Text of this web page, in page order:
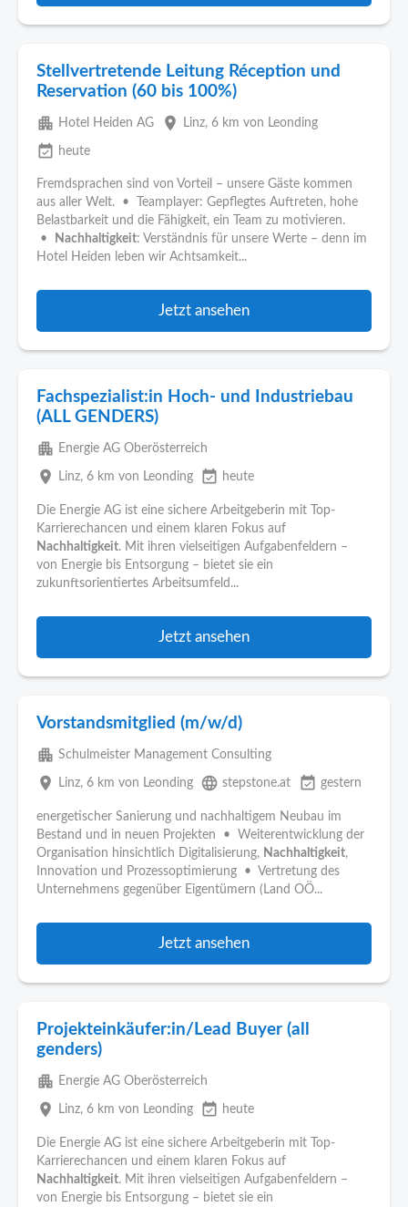
Stellvertretende Leitung Réception und
Reservation (60 bis 100%)
apartment Hotel Heiden AG place Linz, 6 km von Leonding
event_available heute
Fremdsprachen sind von Vorteil – unsere Gäste kommen
aus aller Welt. • Teamplayer: Gepflegtes Auftreten, hohe
Belastbarkeit und die Fähigkeit, ein Team zu motivieren.
•
Nachhaltigkeit: Verständnis für unsere Werte – denn im
Hotel Heiden leben wir Achtsamkeit...
Jetzt ansehen
Fachspezialist:in Hoch- und Industriebau
(ALL GENDERS)
apartment Energie AG Oberösterreich
place Linz, 6 km von Leonding event_available heute
Die Energie AG ist eine sichere Arbeitgeberin mit Top-
Karrierechancen und einem klaren Fokus auf
Nachhaltigkeit. Mit ihren vielseitigen Aufgabenfeldern –
von Energie bis Entsorgung – bietet sie ein
zukunftsorientiertes Arbeitsumfeld...
Jetzt ansehen
Vorstandsmitglied (m/w/d)
apartment Schulmeister Management Consulting
place Linz, 6 km von Leonding language stepstone.at event_available gestern
energetischer Sanierung und nachhaltigem Neubau im
Bestand und in neuen Projekten • Weiterentwicklung der
Organisation hinsichtlich Digitalisierung, Nachhaltigkeit,
Innovation und Prozessoptimierung • Vertretung des
Unternehmens gegenüber Eigentümern (Land OÖ...
Jetzt ansehen
Projekteinkäufer:in/Lead Buyer (all
genders)
apartment Energie AG Oberösterreich
place Linz, 6 km von Leonding event_available heute
Die Energie AG ist eine sichere Arbeitgeberin mit Top-
Karrierechancen und einem klaren Fokus auf
Nachhaltigkeit. Mit ihren vielseitigen Aufgabenfeldern –
von Energie bis Entsorgung – bietet sie ein